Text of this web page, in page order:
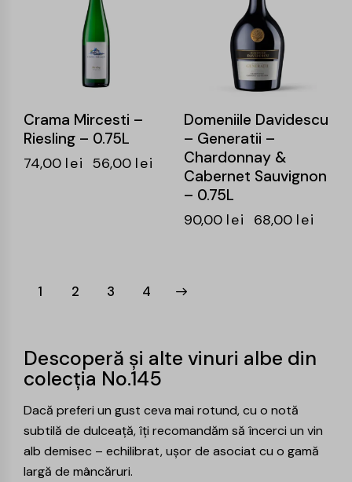
Crama Mircesti –
Riesling – 0.75L
74,00 lei 56,00 lei
Domeniile Davidescu
– Generatii –
Chardonnay &
Cabernet Sauvignon
– 0.75L
90,00 lei 68,00 lei
1 2 3 4
→
Descoperă și alte vinuri albe din
colecția No.145
Dacă preferi un gust ceva mai rotund, cu o notă
subtilă de dulceață, îți recomandăm să încerci un vin
alb demisec – echilibrat, ușor de asociat cu o gamă
largă de mâncăruri.